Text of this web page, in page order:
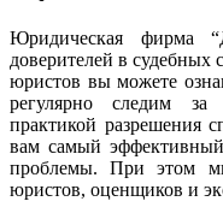
Юридическая фирма
доверителей в
юристов вы можете
регулярно следим за
практикой разрешения
вам самый
проблемы. При этом
юристов, оценщиков и